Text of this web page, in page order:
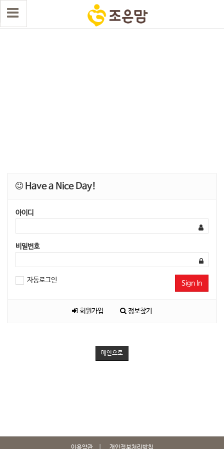
Have a Nice Day!
아이디
비밀번호
자동로그인 Sign In
회원가입 정보찾기
메인으로
이용약관 개인정보처리방침